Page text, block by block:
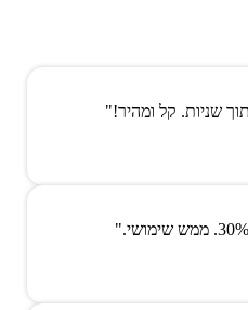
שניות. קל ומהיר!"